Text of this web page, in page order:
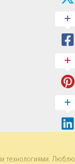
технологиями. Люблю